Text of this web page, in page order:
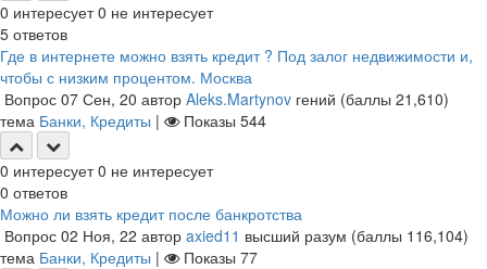
0 интересует 0 не интересует
5 ответов
Где в интернете можно взять кредит ? Под залог недвижимости и,
чтобы с низким процентом. Москва
Вопрос 07 Сен, 20 автор Aleks.Martynov гений (баллы 21,610)
тема Банки, Кредиты | Показы 544
0 интересует 0 не интересует
0 ответов
Можно ли взять кредит после банкротства
Вопрос 02 Ноя, 22 автор axied11 высший разум (баллы 116,104)
тема Банки, Кредиты | Показы 77